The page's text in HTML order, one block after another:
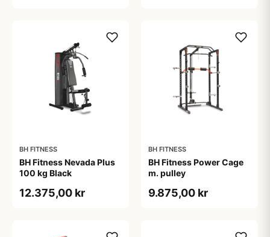
BH FITNESS
BH Fitness Nevada Plus
100 kg Black
12.375,00 kr
BH FITNESS
BH Fitness Power Cage
m. pulley
9.875,00 kr